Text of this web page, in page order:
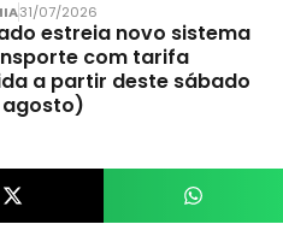
31/07/2026
estreia novo sistema
com tarifa
a partir deste sábado
agosto)